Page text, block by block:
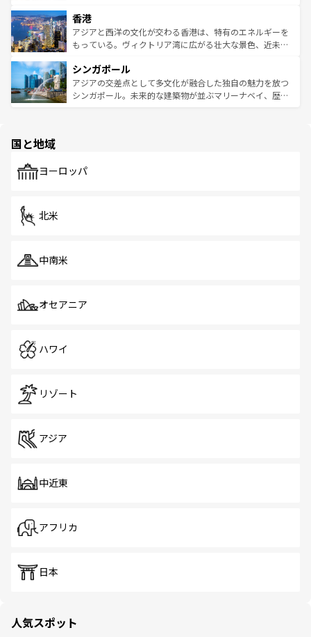
とつ。フォーやバインミー、ベトナムコーヒーなどは、ぜ
ひ現地で味わいたい。どの地域を訪れてもあたたかい人々
が旅行者を迎えてくれるので、きっと忘れられない旅にな
参照してほしい。
の活気が交差している。北部ではチェンマイなどの山岳地
帯で自然と触れ合い、南部ではプーケットやクラビの美し
いビーチでリゾート気分を楽しむことができる。タイ料理
激する。気候は一年中温暖で、どの季節にも異なる楽しみ
が待っている。親しみやすいタイの人々、仏教を中心とし
た文化、そして多様な観光資源が、訪れる旅人を魅了し続
香港
アジアと西洋の文化が交わる香港は、特有のエネルギーを
もっている。ヴィクトリア湾に広がる壮大な景色、近未来
み、どこを訪れても感動するはず。観光スポットが密集し
ており、効率よく見どころを回れるのも魅力。息をのむよ
うな絶景から文化的な体験まで、香港を存分に楽しみ尽く
シンガポール
アジアの交差点として多文化が融合した独自の魅力を放つ
シンガポール。未来的な建築物が並ぶマリーナベイ、歴史
で、ホーカーズは地元の風情を楽しめる外せないスポット
国と地域
ヨーロッパ
北米
中南米
オセアニア
ハワイ
リゾート
アジア
中近東
アフリカ
日本
人気スポット